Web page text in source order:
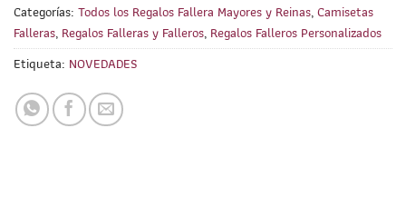
Categorías: Todos los Regalos Fallera Mayores y Reinas,Camisetas
Falleras, Regalos Falleras y Falleros, Regalos Falleros Personalizados
Etiqueta: NOVEDADES